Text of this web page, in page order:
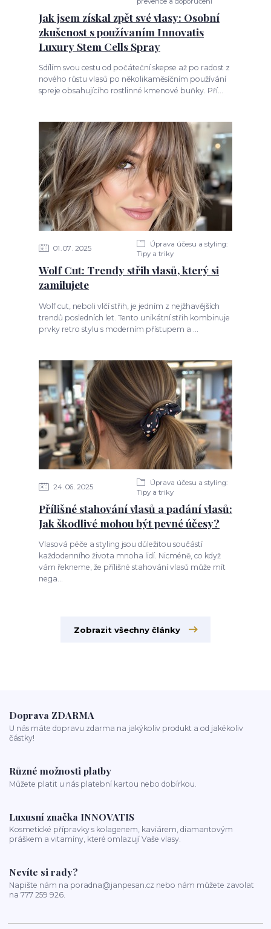
Jak jsem získal zpět své vlasy: Osobní
zkušenost s používaním Innovatis
Luxury Stem Cells Spray
Sdílím svou cestu od počáteční skepse až po radost z
nového růstu vlasů po několikaměsíčním používání
spreje obsahujícího rostlinné kmenové buňky. Pří...
01 07 2025
Úprava účesu a styling:
Tipy a triky
Wolf Cut: Trendy střih vlasů, který si
zamilujete
Wolf cut, neboli vlčí střih, je jedním z nejžhavějších
trendů posledních let. Tento unikátní střih kombinuje
prvky retro stylu s moderním přístupem a ...
24 06 2025
Úprava účesu a styling:
Tipy a triky
Přílišné stahování vlasů a padání vlasů:
Jak škodlivé mohou být pevné účesy?
Vlasová péče a styling jsou důležitou součástí
každodenního života mnoha lidí. Nicméně, co když
vám řekneme, že přílišné stahování vlasů může mít
nega...
Zobrazit všechny články
Doprava ZDARMA
U nás máte dopravu zdarma na jakýkoliv produkt a od jakékoliv
částky!
Různé možnosti platby
Můžete platit u nás platební kartou nebo dobírkou.
Luxusní značka INNOVATIS
Kosmetické přípravky s kolagenem, kaviárem, diamantovým
práškem a vitamíny, které omlazují Vaše vlasy.
Nevíte si rady?
Napište nám na poradna@janpesan.cz nebo nám můžete zavolat
na 777 259 926.